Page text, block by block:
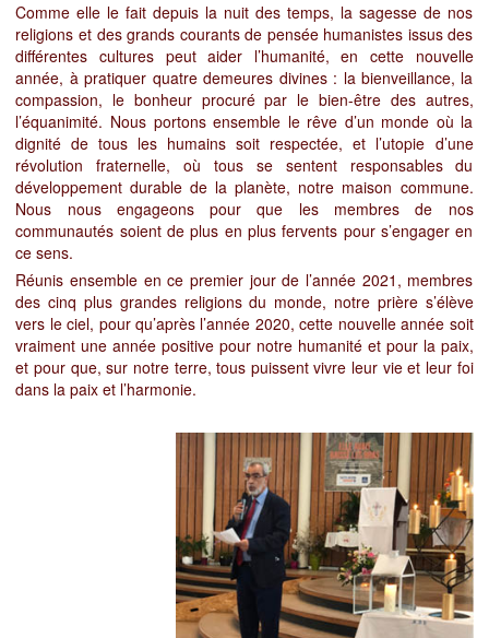
Comme elle le fait depuis la nuit des temps, la sagesse de nos
religions et des grands courants de pensée humanistes issus des
différentes cultures peut aider l’humanité, en cette nouvelle
année, à pratiquer quatre demeures divines : la bienveillance, la
compassion, le bonheur procuré par le bien-être des autres,
l’équanimité. Nous portons ensemble le rêve d’un monde où la
dignité de tous les humains soit respectée, et l’utopie d’une
révolution fraternelle, où tous se sentent responsables du
développement durable de la planète, notre maison commune.
Nous nous engageons pour que les membres de nos
communautés soient de plus en plus fervents pour s’engager en
ce sens.
Réunis ensemble en ce premier jour de l’année 2021, membres
des cinq plus grandes religions du monde, notre prière s’élève
vers le ciel, pour qu’après l’année 2020, cette nouvelle année soit
vraiment une année positive pour notre humanité et pour la paix,
et pour que, sur notre terre, tous puissent vivre leur vie et leur foi
dans la paix et l’harmonie.